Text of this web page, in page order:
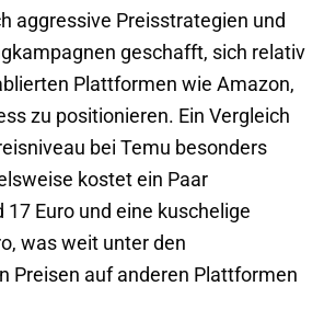
aggressive Preisstrategien und
geschafft, sich relativ
Plattformen wie Amazon,
zu positionieren. Ein Vergleich
bei Temu besonders
kostet ein Paar
Euro und eine kuschelige
was weit unter den
Preisen auf anderen Plattformen